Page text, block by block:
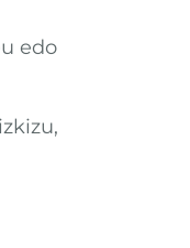
edo